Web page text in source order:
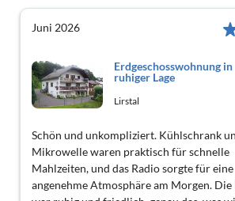
Juni 2026
Erdgeschosswohnung in
ruhiger Lage
Lirstal
Schön und unkompliziert. Kühlschrank
Mikrowelle waren praktisch für schnelle
Mahlzeiten, und das Radio sorgte für eine
angenehme Atmosphäre am Morgen. Die